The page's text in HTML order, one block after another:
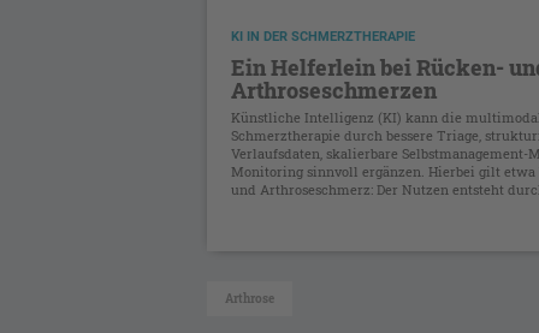
KI IN DER SCHMERZTHERAPIE
Ein Helferlein bei Rücken-
Arthroseschmerzen
Künstliche Intelligenz (KI) kann die
Schmerztherapie durch bessere Triage,
Verlaufsdaten, skalierbare Selbstmanagement-
Monitoring sinnvoll ergänzen. Hierbei gilt etwa
und Arthroseschmerz: Der Nutzen entsteht durch
Arthrose